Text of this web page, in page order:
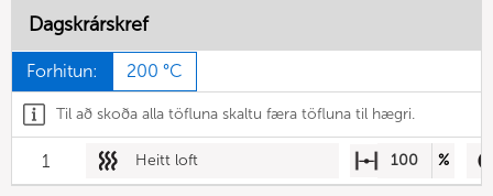
Dagskrárskref
Forhitun: 200 °C
Til að skoða alla töfluna skaltu færa töfluna til hægri.
1 Heitt loft 100 %